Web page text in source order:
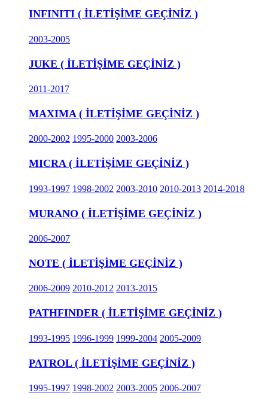
INFINITI ( İLETİŞİME GEÇİNİZ )
2003-2005
JUKE ( İLETİŞİME GEÇİNİZ )
2011-2017
MAXIMA ( İLETİŞİME GEÇİNİZ )
2000-2002 1995-2000 2003-2006
MICRA ( İLETİŞİME GEÇİNİZ )
1993-1997 1998-2002 2003-2010 2010-2013 2014-2018
MURANO ( İLETİŞİME GEÇİNİZ )
2006-2007
NOTE ( İLETİŞİME GEÇİNİZ )
2006-2009 2010-2012 2013-2015
PATHFINDER ( İLETİŞİME GEÇİNİZ )
1993-1995 1996-1999 1999-2004 2005-2009
PATROL ( İLETİŞİME GEÇİNİZ )
1995-1997 1998-2002 2003-2005 2006-2007